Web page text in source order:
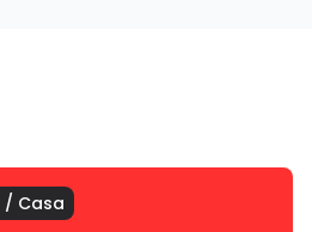
/ Casa